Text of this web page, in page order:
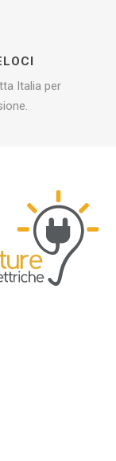
Italia per